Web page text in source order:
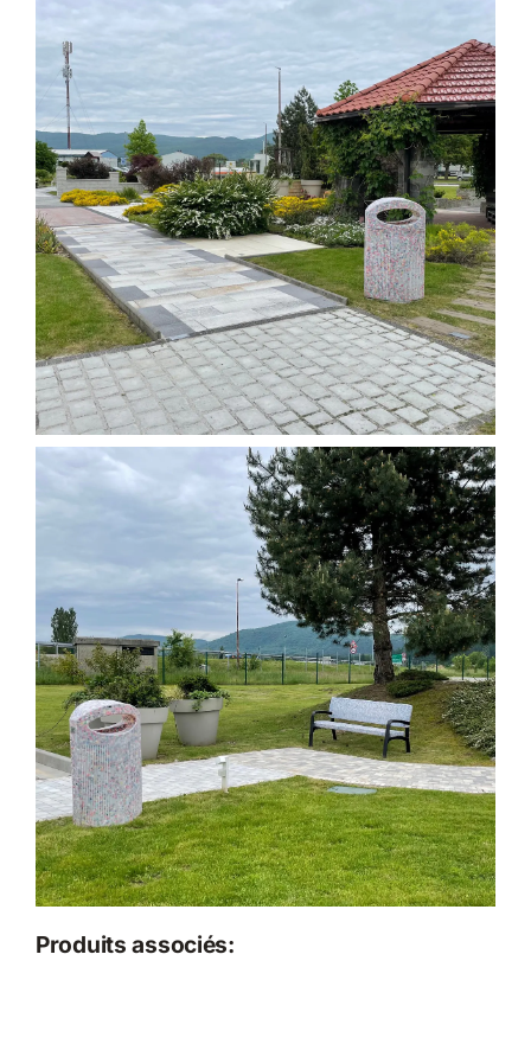
Produits associés: